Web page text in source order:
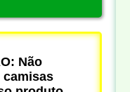
Não
camisas